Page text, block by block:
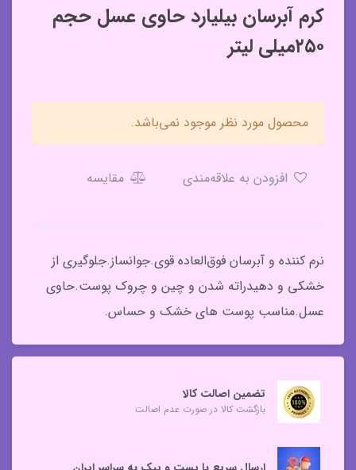
کرم آبرسان بیلیارد حاوی عسل حجم
۲۵۰میلی لیتر
محصول مورد نظر موجود نمی‌باشد.
مقایسه
نرم کننده و آبرسان فوق‌العاده قوی.جوانساز.جلوگیری از
خشکی و دهیدراته شدن و چین و چروک پوست.حاوی
عسل.مناسب پوست های خشک و حساس.
تضمین اصالت کالا
بازگشت کالا در صورت عدم اصالت